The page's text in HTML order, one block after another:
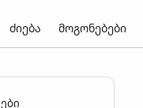
ძიება მოგონებები